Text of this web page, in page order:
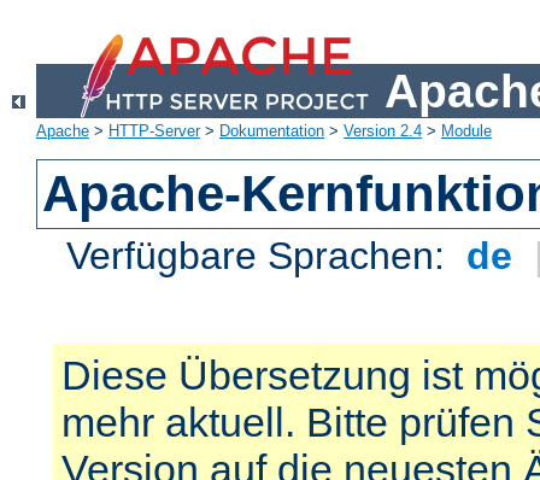
Apache > HTTP-Server> Dokumentation > Version 2.4 > Module
Apache-
Verfügbare Sprachen: de
Diese Übersetzung ist
mehr aktuell. Bitte prüfen
Version auf die neuesten